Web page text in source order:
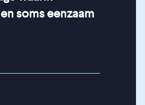
soms eenzaam